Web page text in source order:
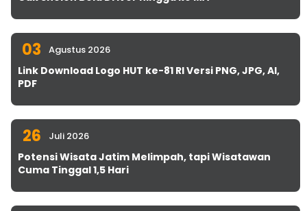
03 Agustus 2026
Link Download Logo HUT ke-81 RI Versi PNG, JPG, AI,
PDF
26 Juli 2026
Potensi Wisata Jatim Melimpah, tapi Wisatawan
Cuma Tinggal 1,5 Hari